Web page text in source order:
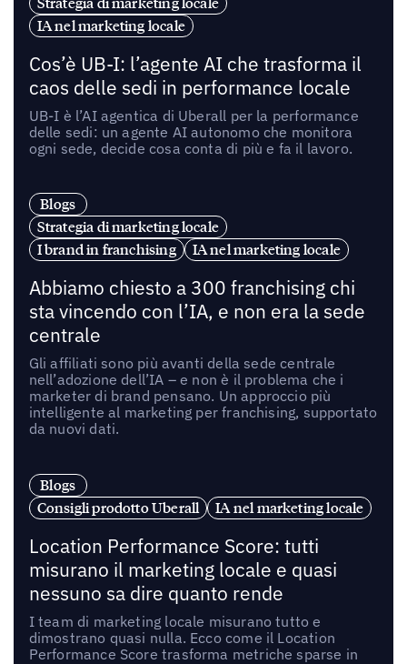
IA nel marketing locale
Cos’è UB-I: l’agente AI che trasforma il
caos delle sedi in performance locale
UB-I è l’AI agentica di Uberall per la performance
delle sedi: un agente AI autonomo che monitora
ogni sede, decide cosa conta di più e fa il lavoro.
Blogs
Strategia di marketing locale
I brand in franchising
IA nel marketing locale
Abbiamo chiesto a 300 franchising chi
sta vincendo con l’IA, e non era la sede
centrale
Gli affiliati sono più avanti della sede centrale
nell’adozione dell’IA – e non è il problema che i
marketer di brand pensano. Un approccio più
intelligente al marketing per franchising, supportato
da nuovi dati.
Blogs
Consigli prodotto Uberall
IA nel marketing locale
Location Performance Score: tutti
misurano il marketing locale e quasi
nessuno sa dire quanto rende
I team di marketing locale misurano tutto e
dimostrano quasi nulla. Ecco come il Location
Performance Score trasforma metriche sparse in